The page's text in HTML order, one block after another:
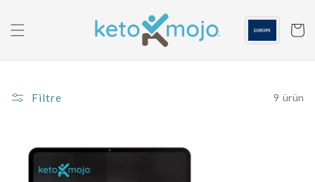
geç
Sepeti
Filtre 9 ürün